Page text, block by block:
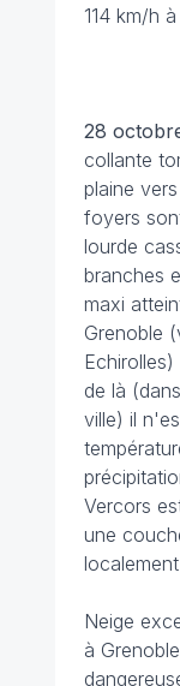
114 km/h
28
collante
plaine
foyers
lourde
branches
maxi
Grenoble
de là
ville) il
Vercors
une
Neige
à